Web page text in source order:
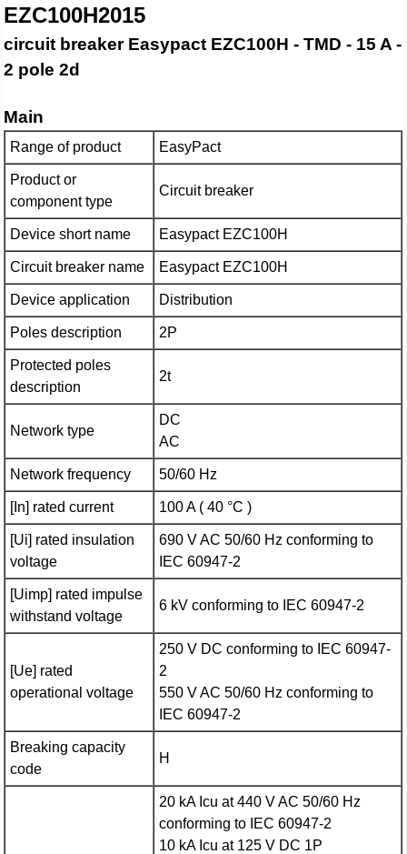
EZC100H2015
circuit breaker Easypact EZC100H - TMD - 15 A -
2 pole 2d
Main
Range of product EasyPact
Product or
component type
Circuit breaker
Device short name Easypact EZC100H
Circuit breaker name Easypact EZC100H
Device application Distribution
Poles description 2P
Protected poles
description
2t
Network type
DC
AC
Network frequency 50/60 Hz
[In] rated current 100 A ( 40 °C )
[Ui] rated insulation
voltage
690 V AC 50/60 Hz conforming to
IEC 60947-2
[Uimp] rated impulse
withstand voltage
6 kV conforming to IEC 60947-2
[Ue] rated
operational voltage
250 V DC conforming to IEC 60947-
2
550 V AC 50/60 Hz conforming to
IEC 60947-2
Breaking capacity
code
H
20 kA Icu at 440 V AC 50/60 Hz
conforming to IEC 60947-2
10 kA Icu at 125 V DC 1P